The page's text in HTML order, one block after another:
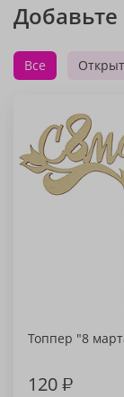
Добавьте
Все
Топпер "8
120₽